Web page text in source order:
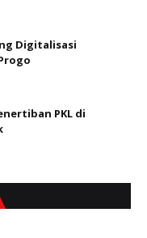
Digitalisasi
PKL di